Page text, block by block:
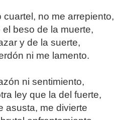
cuartel, no me arrepiento,
beso de la muerte,
y de la suerte,
ni me lamento.
ni sentimiento,
ley que la del fuerte,
asusta, me divierte